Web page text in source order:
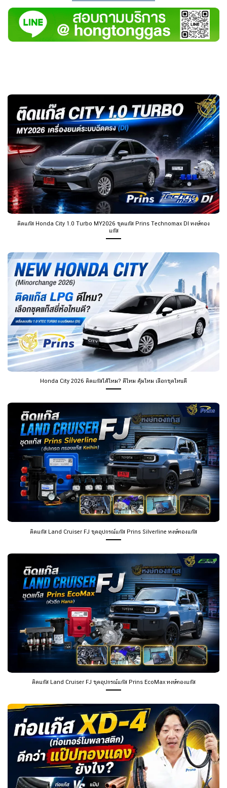
ติดแก๊ส Honda City 1.0 Turbo MY2026 ชุดแก๊ส Prins Technomax DI หงษ์ทอง
แก๊ส
Honda City 2026 ติดแก๊สได้ไหม? ดีไหม คุ้มไหม เลือกชุดไหนดี
ติดแก๊ส Land Cruiser FJ ชุดอุปกรณ์แก๊ส Prins Silverline หงษ์ทองแก๊ส
ติดแก๊ส Land Cruiser FJ ชุดอุปกรณ์แก๊ส Prins EcoMax หงษ์ทองแก๊ส